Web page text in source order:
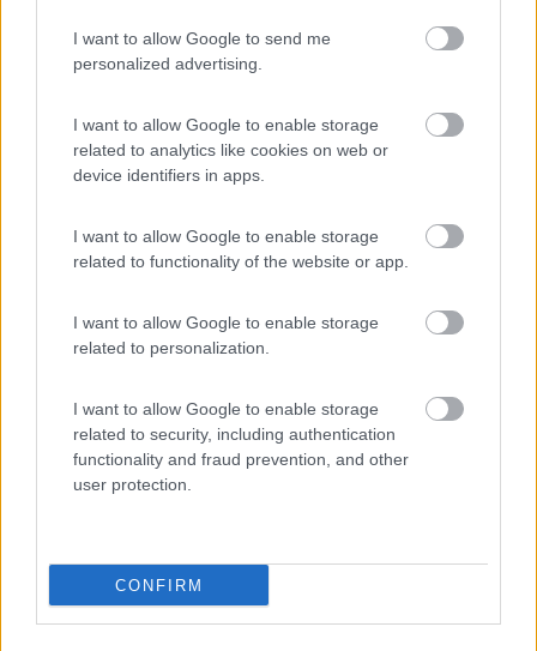
I want to allow Google to send me
personalized advertising.
I want to allow Google to enable storage
related to analytics like cookies on web or
device identifiers in apps.
I want to allow Google to enable storage
related to functionality of the website or app.
I want to allow Google to enable storage
related to personalization.
I want to allow Google to enable storage
related to security, including authentication
functionality and fraud prevention, and other
user protection.
CONFIRM
manutenzione/riparazione ai camper, non dall elettauto. Alla fine
si spende meno perchè sa dove mettere le mani e fa piu in
qualche filo attaccato male poi faccia danni costosi alle
apparecchiature del camper.
Li da te se ho ben capito purtroppo era un lavoro sia da
fare altro.
____________________________________
www.iz4dji.it